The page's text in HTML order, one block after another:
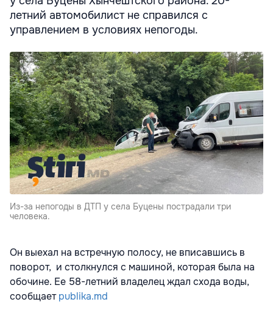
летний автомобилист не справился с
управлением в условиях непогоды.
Из-за непогоды в ДТП у села Буцены пострадали три
человека.
Он выехал на встречную полосу, не вписавшись в
поворот, и столкнулся с машиной, которая была на
обочине. Ее 58-летний владелец ждал схода воды,
сообщаетpublika.md